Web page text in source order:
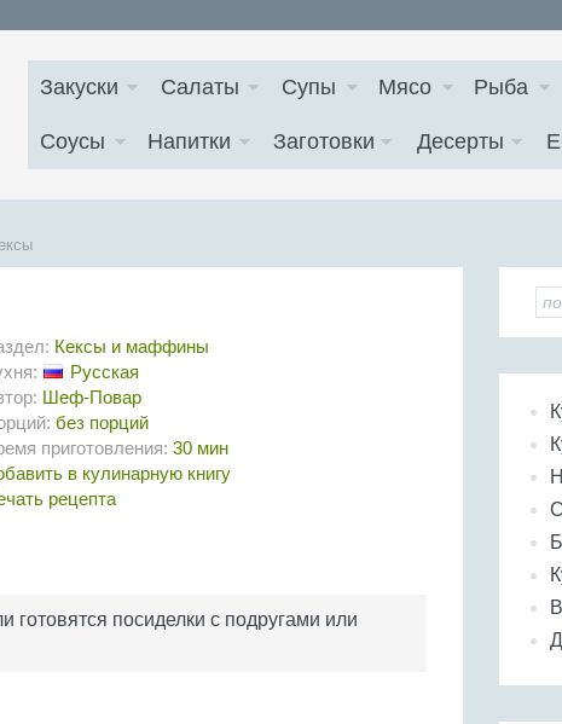
Закуски Салаты Супы Мясо Рыба
Соусы Напитки Заготовки Десерты
Кексы и маффины
Русская
Шеф-Повар
без порций
приготовления: 30 мин
в кулинарную книгу
рецепта
посиделки с подругами или